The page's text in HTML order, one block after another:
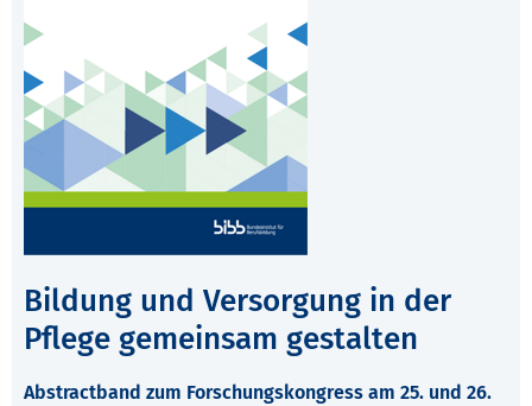
Bildung und Versorgung in der
Pflege gemeinsam gestalten
Abstractband zum Forschungskongress am 25. und 26.